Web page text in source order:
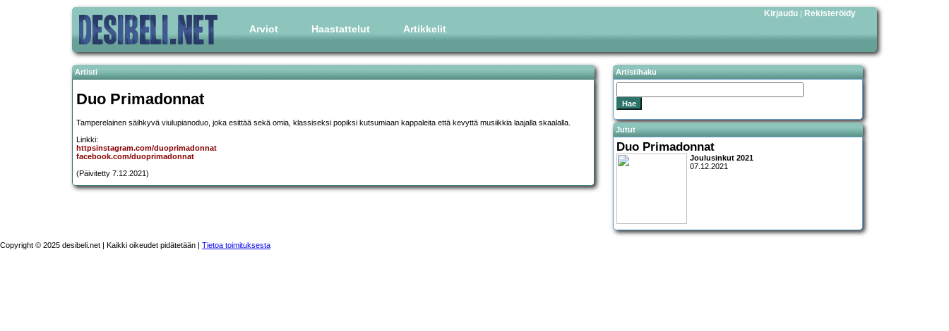
Arviot Haastattelut Artikkelit
Kirjaudu | Rekisteröidy
Artisti
Duo Primadonnat
Tamperelainen säihkyvä viulupianoduo, joka esittää sekä omia, klassiseksi popiksi kutsumiaan kappaleita että kevyttä musiikkia laajalla skaalalla.
Linkki:
httpsinstagram.com/duoprimadonnat
facebook.com/duoprimadonnat
(Päivitetty 7.12.2021)
Artistihaku
Jutut
Duo Primadonnat
Joulusinkut 2021
07.12.2021
Copyright © 2025 desibeli.net | Kaikki oikeudet pidätetään | Tietoa toimituksesta